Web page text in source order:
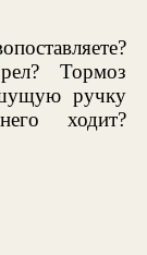
Тормоз
ручку
ходит?